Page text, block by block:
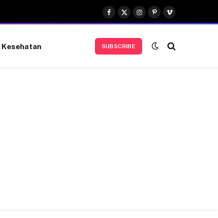
Facebook
X
(Twitter)
Instagram
Pinterest
Vimeo
Kesehatan SUBSCRIBE